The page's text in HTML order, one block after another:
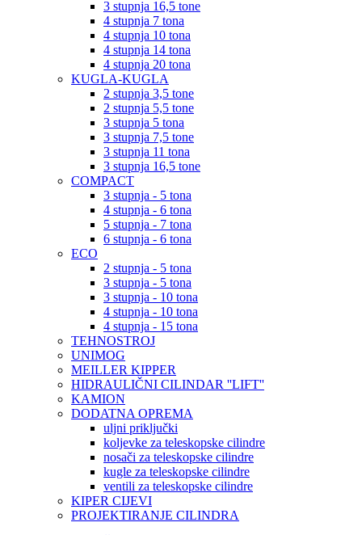
3 stupnja 16,5 tone
4 stupnja 7 tona
4 stupnja 10 tona
4 stupnja 14 tona
4 stupnja 20 tona
KUGLA-KUGLA
2 stupnja 3,5 tone
2 stupnja 5,5 tone
3 stupnja 5 tona
3 stupnja 7,5 tone
3 stupnja 11 tona
3 stupnja 16,5 tone
COMPACT
3 stupnja - 5 tona
4 stupnja - 6 tona
5 stupnja - 7 tona
6 stupnja - 6 tona
ECO
2 stupnja - 5 tona
3 stupnja - 5 tona
3 stupnja - 10 tona
4 stupnja - 10 tona
4 stupnja - 15 tona
TEHNOSTROJ
UNIMOG
MEILLER KIPPER
HIDRAULIČNI CILINDAR ''LIFT''
KAMION
DODATNA OPREMA
uljni priključki
koljevke za teleskopske cilindre
nosači za teleskopske cilindre
kugle za teleskopske cilindre
ventili za teleskopske cilindre
KIPER CIJEVI
PROJEKTIRANJE CILINDRA